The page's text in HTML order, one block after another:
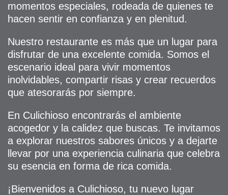
momentos especiales, rodeada de quienes te
hacen sentir en confianza y en plenitud.
Nuestro restaurante es más que un lugar para
disfrutar de una excelente comida. Somos el
escenario ideal para vivir momentos
inolvidables, compartir risas y crear recuerdos
que atesorarás por siempre.
En Culichioso encontrarás el ambiente
acogedor y la calidez que buscas. Te invitamos
a explorar nuestros sabores únicos y a dejarte
llevar por una experiencia culinaria que celebra
su esencia en forma de rica comida.
¡Bienvenidos a Culichioso, tu nuevo lugar